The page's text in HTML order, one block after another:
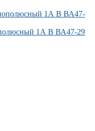
1А B ВА47-29